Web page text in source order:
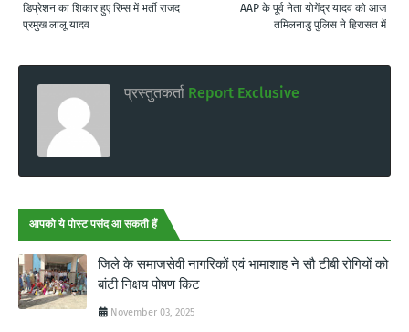
AAP के पूर्व नेता योगेंद्र यादव को आज
तमिलनाडु पुलिस ने हिरासत में
डिप्रेशन का शिकार हुए रिम्स में भर्ती राजद
प्रमुख लालू यादव
प्रस्तुतकर्ता Report Exclusive
आपको ये पोस्ट पसंद आ सकती हैं
जिले के समाजसेवी नागरिकों एवं भामाशाह ने सौ टीबी रोगियों को
बांटी निक्षय पोषण किट
November 03, 2025